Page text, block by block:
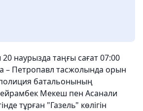
наурызда таңғы сағат 07:00
– Петропавл тасжолында орын
батальонының
Мекеш пен Асанали
тұрған "Газель" көлігін